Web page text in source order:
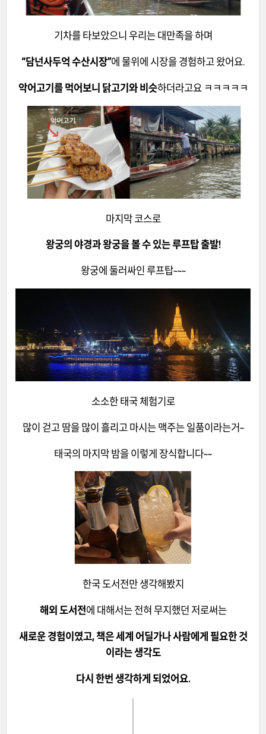
기차를 타보았으니 우리는 대만족을 하며
“담넌사두억 수산시장”에 물위에 시장을 경험하고 왔어요.
악어고기를 먹어보니 닭고기와 비슷하더라고요 ㅋㅋㅋㅋㅋ
마지막 코스로
왕궁의 야경과 왕궁을 볼 수 있는 루프탑 출발!
왕궁에 둘러싸인 루프탑~~~
소소한 태국 체험기로
많이 걷고 땀을 많이 흘리고 마시는 맥주는 일품이라는거~
태국의 마지막 밤을 이렇게 장식합니다~~
한국 도서전만 생각해봤지
해외 도서전에 대해서는 전혀 무지했던 저로써는
새로운 경험이였고, 책은 세계 어딜가나 사람에게 필요한 것
이라는 생각도
다시 한번 생각하게 되었어요.